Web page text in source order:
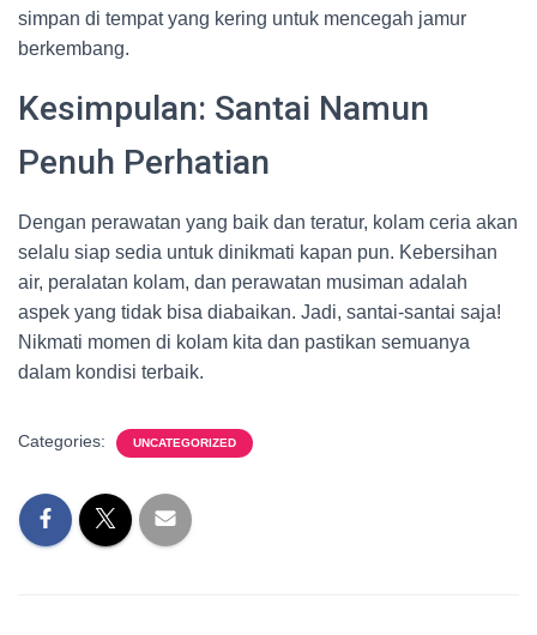
simpan di tempat yang kering untuk mencegah jamur
berkembang.
Kesimpulan: Santai Namun
Penuh Perhatian
Dengan perawatan yang baik dan teratur, kolam ceria akan
selalu siap sedia untuk dinikmati kapan pun. Kebersihan
air, peralatan kolam, dan perawatan musiman adalah
aspek yang tidak bisa diabaikan. Jadi, santai-santai saja!
Nikmati momen di kolam kita dan pastikan semuanya
dalam kondisi terbaik.
Categories: UNCATEGORIZED